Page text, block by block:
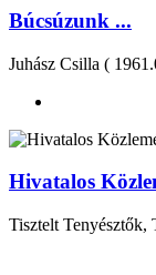
Búcsúzunk ...
Juhász Csilla (
Hivatalos
Tisztelt Tenyésztők,